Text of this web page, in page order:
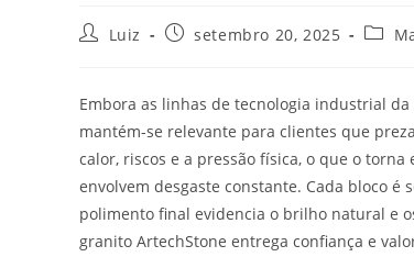
Luiz setembro 20, 2025
Embora as linhas de tecnologia industrial
mantém-se relevante para clientes que
calor, riscos e a pressão física, o que o
envolvem desgaste constante. Cada bloco
polimento final evidencia o brilho natural e
granito ArtechStone entrega confiança e